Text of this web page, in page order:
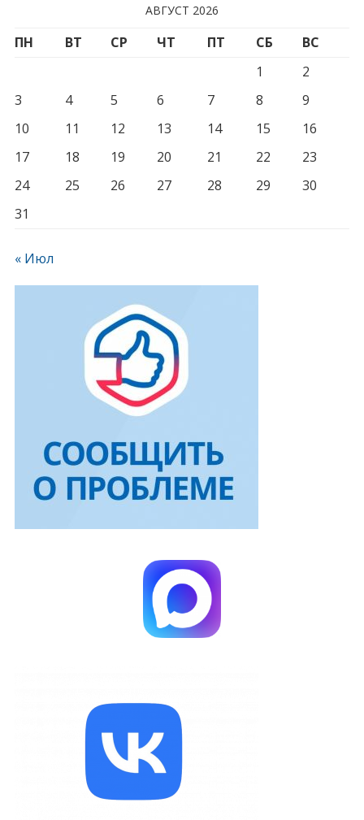
АВГУСТ 2026
ПН ВТ СР ЧТ ПТ СБ
ВС
1
2
3
4 5 6 7 8
9
10
11 12 13 14 15
16
17
18 19 20 21 22
23
24
25 26 27 28 29
30
31
« Июл